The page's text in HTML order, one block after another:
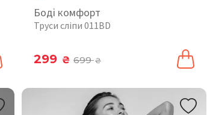
Боді комфорт
Труси сліпи 011BD
299 ₴ 699₴